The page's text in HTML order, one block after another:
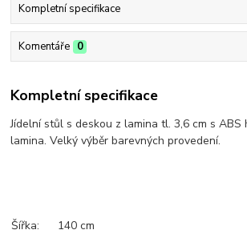
Kompletní specifikace
Komentáře 0
Kompletní specifikace
Jídelní stůl s deskou z lamina tl. 3,6 cm s ABS
lamina. Velký výběr barevných provedení.
Šířka:
140 cm